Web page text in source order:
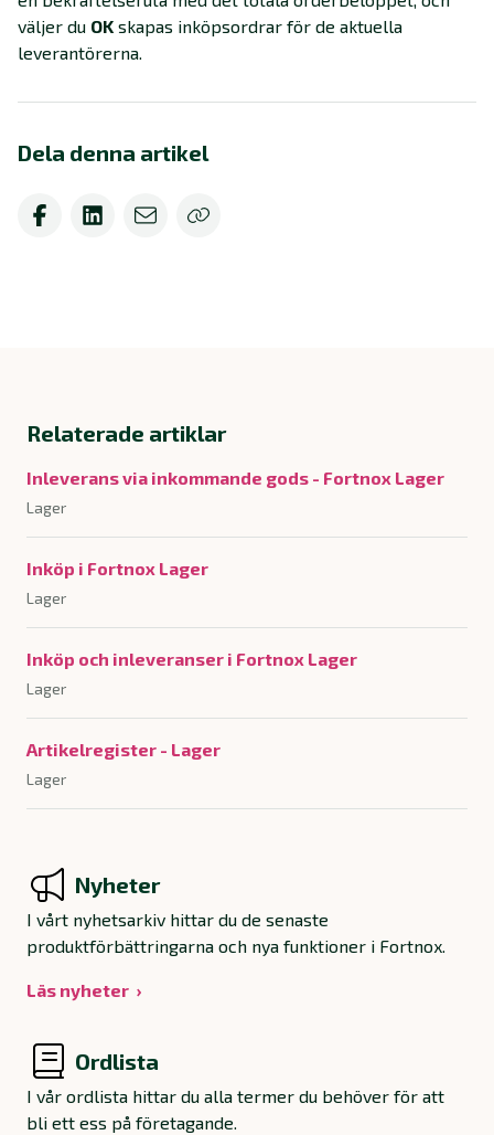
väljer du OK skapas inköpsordrar för de aktuella
leverantörerna.
Dela denna artikel
Relaterade artiklar
Inleverans via inkommande gods - Fortnox Lager
Lager
Inköp i Fortnox Lager
Lager
Inköp och inleveranser i Fortnox Lager
Lager
Artikelregister - Lager
Lager
Nyheter
I vårt nyhetsarkiv hittar du de senaste
produktförbättringarna och nya funktioner i Fortnox.
Läs nyheter
Ordlista
I vår ordlista hittar du alla termer du behöver för att
bli ett ess på företagande.